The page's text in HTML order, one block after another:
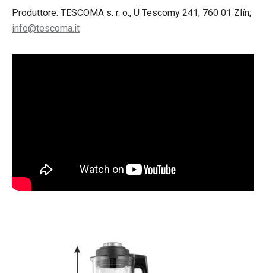
Produttore: TESCOMA s. r. o., U Tescomy 241, 760 01 Zlín;
info@tescoma.it